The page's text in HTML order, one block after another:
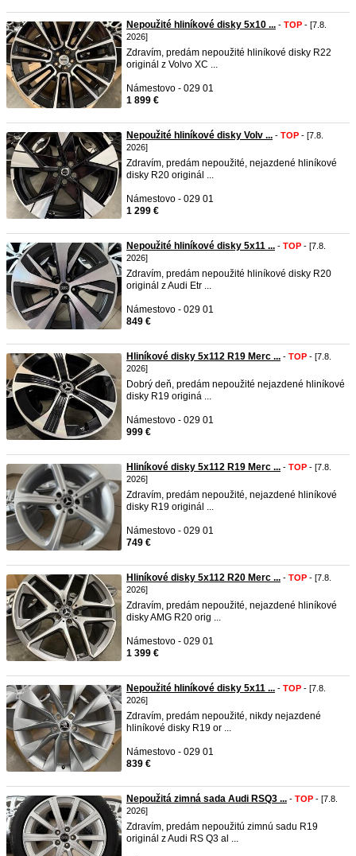
Nepoužité hliníkové disky 5x10 ... - TOP - [7.8.
2026]
Zdravím, predám nepoužité hliníkové disky R22
originál z Volvo XC ...
Námestovo - 029 01
1 899 €
Nepoužité hliníkové disky Volv ... - TOP - [7.8.
2026]
Zdravím, predám nepoužité, nejazdené hliníkové
disky R20 originál ...
Námestovo - 029 01
1 299 €
Nepoužité hliníkové disky 5x11 ... - TOP - [7.8.
2026]
Zdravím, predám nepoužité hliníkové disky R20
originál z Audi Etr ...
Námestovo - 029 01
849 €
Hliníkové disky 5x112 R19 Merc ... - TOP - [7.8.
2026]
Dobrý deň, predám nepoužité nejazdené hliníkové
disky R19 originá ...
Námestovo - 029 01
999 €
Hliníkové disky 5x112 R19 Merc ... - TOP - [7.8.
2026]
Zdravím, predám nepoužité, nejazdené hliníkové
disky R19 originál ...
Námestovo - 029 01
749 €
Hliníkové disky 5x112 R20 Merc ... - TOP - [7.8.
2026]
Zdravím, predám nepoužité, nejazdené hliníkové
disky AMG R20 orig ...
Námestovo - 029 01
1 399 €
Nepoužité hliníkové disky 5x11 ... - TOP - [7.8.
2026]
Zdravím, predám nepoužité, nikdy nejazdené
hliníkové disky R19 or ...
Námestovo - 029 01
839 €
Nepoužitá zimná sada Audi RSQ3 ... - TOP - [7.8.
2026]
Zdravím, predám nepoužitú zimnú sadu R19
originál z Audi RS Q3 al ...